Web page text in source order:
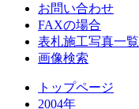
お問い合わせ
FAXの場合
表札施工写真一覧
画像検索
トップページ
2004年